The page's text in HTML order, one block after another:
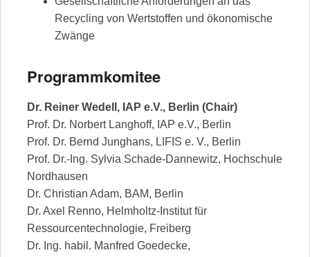
Recycling von Wertstoffen und ökonomische
Zwänge
Programmkomitee
Dr. Reiner Wedell, IAP e.V., Berlin (Chair)
Prof. Dr. Norbert Langhoff, IAP e.V., Berlin
Prof. Dr. Bernd Junghans, LIFIS e. V., Berlin
Prof. Dr.-Ing. Sylvia Schade-Dannewitz, Hochschule
Nordhausen
Dr. Christian Adam, BAM, Berlin
Dr. Axel Renno, Helmholtz-Institut für
Ressourcentechnologie, Freiberg
Dr. Ing. habil. Manfred Goedecke,